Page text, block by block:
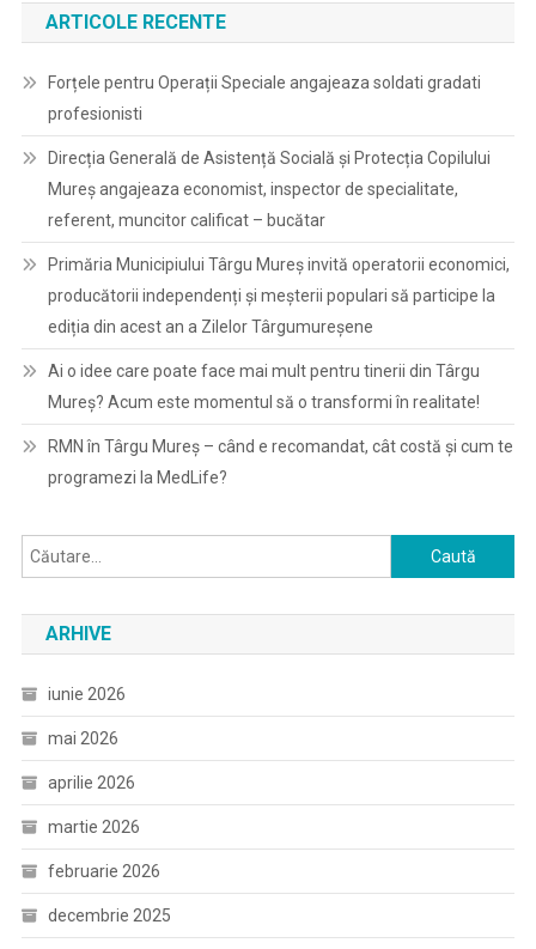
ARTICOLE RECENTE
Forțele pentru Operații Speciale angajeaza soldati gradati
profesionisti
Direcția Generală de Asistență Socială și Protecția Copilului
Mureș angajeaza economist, inspector de specialitate,
referent, muncitor calificat – bucătar
Primăria Municipiului Târgu Mureș invită operatorii economici,
producătorii independenți și meșterii populari să participe la
ediția din acest an a Zilelor Târgumureșene
Ai o idee care poate face mai mult pentru tinerii din Târgu
Mureș? Acum este momentul să o transformi în realitate!
RMN în Târgu Mureș – când e recomandat, cât costă și cum te
programezi la MedLife?
Caută
după:
ARHIVE
iunie 2026
mai 2026
aprilie 2026
martie 2026
februarie 2026
decembrie 2025